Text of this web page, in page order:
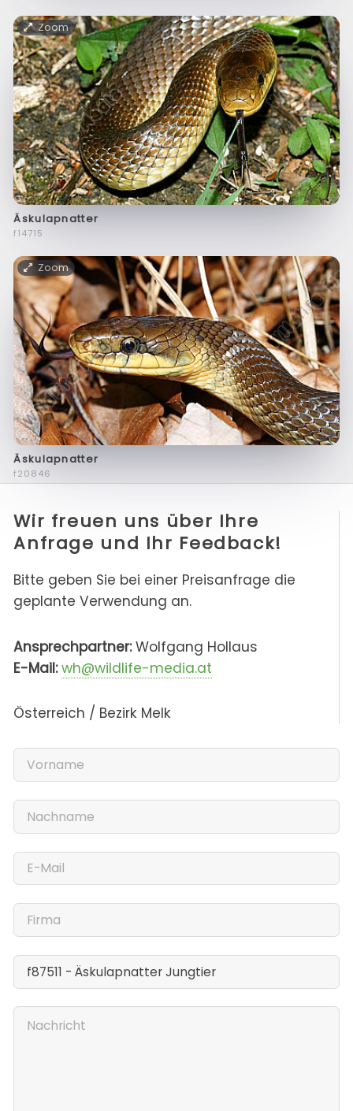
Zoom
Äskulapnatter
f14715
Zoom
Äskulapnatter
f20846
Wir freuen uns über Ihre
Anfrage und Ihr Feedback!
Bitte geben Sie bei einer Preisanfrage die
geplante Verwendung an.
Ansprechpartner:Wolfgang Hollaus
E-Mail: wh@wildlife-media.at
Österreich / Bezirk Melk